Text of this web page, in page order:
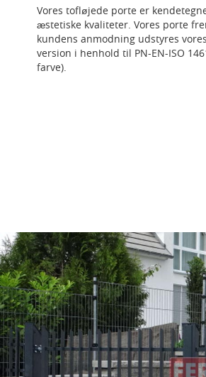
Vores tofløjede porte er
æstetiske kvaliteter. Vores porte
kundens anmodning udstyres
version i henhold til PN-EN-ISO
farve).